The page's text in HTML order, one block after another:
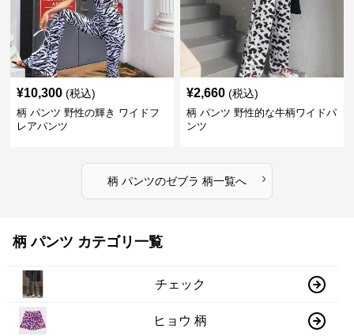
¥10,300 (税込)
柄 パンツ 野性の輝き ワイドフ
レアパンツ
¥2,660 (税込)
柄 パンツ 野性的な牛柄ワイドパ
ンツ
柄 パンツのゼブラ 柄一覧へ ›
柄 パンツ カテゴリ一覧
チェック
ヒョウ 柄